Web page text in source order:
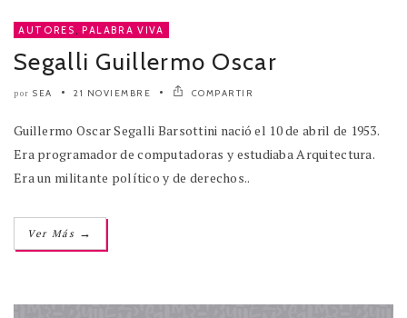
AUTORES , PALABRA VIVA
Segalli Guillermo Oscar
por SEA 21 NOVIEMBRE COMPARTIR
Guillermo Oscar Segalli Barsottini nació el 10 de abril de 1953.
Era programador de computadoras y estudiaba Arquitectura.
Era un militante político y de derechos..
Ver Más →